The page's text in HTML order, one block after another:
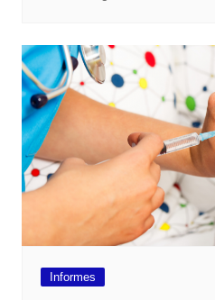
Informes